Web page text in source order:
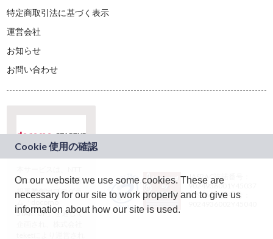
特定商取引法に基づく表示
運営会社
お知らせ
お問い合わせ
ドコモグループの新
規事業創出プログラ
ム「docomo
STARTUP」を通じて
JASRAC許諾番号：
9024936001Y45037
JASRAC許諾番号：
On our website we use some cookies. These are
necessary for our site to work properly and to give us
information about how our site is used.